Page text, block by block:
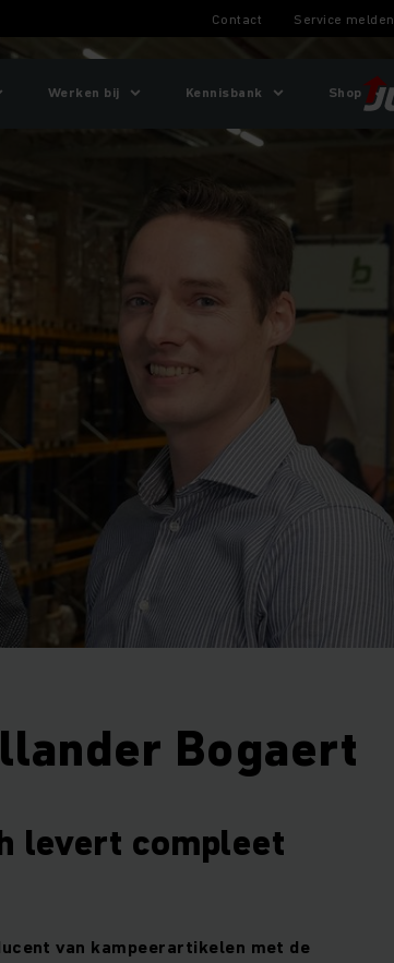
Contact Service melden
Werken bij Kennisbank Shop
Bogaert
levert compleet
van kampeerartikelen met de